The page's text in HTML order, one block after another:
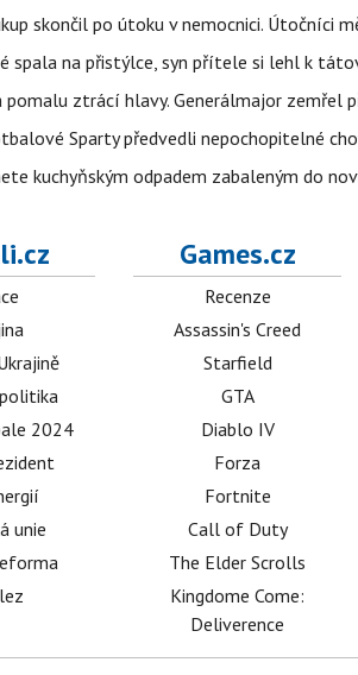
skončil po útoku v nemocnici. Útočníci
spala na přistýlce, syn přítele si lehl k
pomalu ztrácí hlavy. Generálmajor zemřel
Sparty předvedli nepochopitelné
kuchyňským odpadem zabaleným do
2024
unie
Games.cz
Recenze
Assassin's Creed
Starfield
GTA
Diablo IV
Forza
Fortnite
Call of Duty
The Elder Scrolls
Kingdome Come:
Deliverence